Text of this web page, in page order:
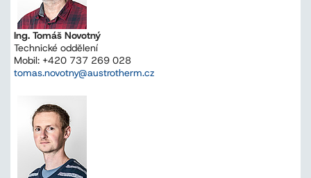
Ing. Tomáš Novotný
Technické oddělení
Mobil: +420 737 269 028
tomas.novotny@austrotherm.cz